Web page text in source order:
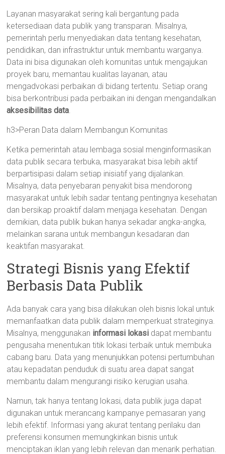
Layanan masyarakat sering kali bergantung pada
ketersediaan data publik yang transparan. Misalnya,
pemerintah perlu menyediakan data tentang kesehatan,
pendidikan, dan infrastruktur untuk membantu warganya.
Data ini bisa digunakan oleh komunitas untuk mengajukan
proyek baru, memantau kualitas layanan, atau
mengadvokasi perbaikan di bidang tertentu. Setiap orang
bisa berkontribusi pada perbaikan ini dengan mengandalkan
aksesibilitas data.
h3>Peran Data dalam Membangun Komunitas
Ketika pemerintah atau lembaga sosial menginformasikan
data publik secara terbuka, masyarakat bisa lebih aktif
berpartisipasi dalam setiap inisiatif yang dijalankan.
Misalnya, data penyebaran penyakit bisa mendorong
masyarakat untuk lebih sadar tentang pentingnya kesehatan
dan bersikap proaktif dalam menjaga kesehatan. Dengan
demikian, data publik bukan hanya sekadar angka-angka,
melainkan sarana untuk membangun kesadaran dan
keaktifan masyarakat.
Strategi Bisnis yang Efektif
Berbasis Data Publik
Ada banyak cara yang bisa dilakukan oleh bisnis lokal untuk
memanfaatkan data publik dalam memperkuat strateginya.
Misalnya, menggunakan informasi lokasi dapat membantu
pengusaha menentukan titik lokasi terbaik untuk membuka
cabang baru. Data yang menunjukkan potensi pertumbuhan
atau kepadatan penduduk di suatu area dapat sangat
membantu dalam mengurangi risiko kerugian usaha.
Namun, tak hanya tentang lokasi, data publik juga dapat
digunakan untuk merancang kampanye pemasaran yang
lebih efektif. Informasi yang akurat tentang perilaku dan
preferensi konsumen memungkinkan bisnis untuk
menciptakan iklan yang lebih relevan dan menarik perhatian.